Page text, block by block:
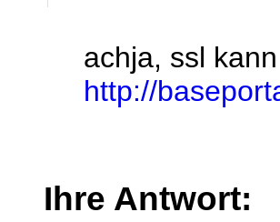
achja, ssl
http://
Ihre Antwort: